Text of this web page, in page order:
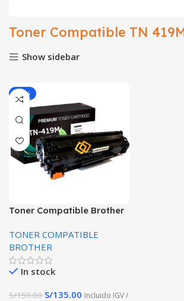
Toner Compatible TN
Show sidebar
-10%
Toner Compatible Brother
L8900CDW 9000 Paginas
TONER COMPATIBLE
BROTHER
In stock
S/150.00 S/135.00 Incluido IGV /